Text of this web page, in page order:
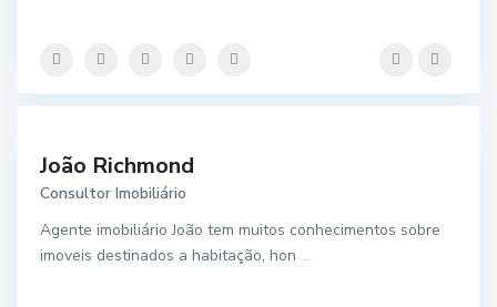
João Richmond
Consultor Imobiliário
Agente imobiliário João tem muitos conhecimentos sobre
imoveis destinados a habitação, hon ...